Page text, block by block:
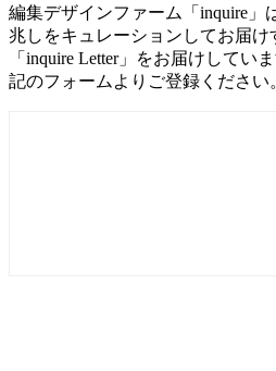
編集デザインファーム「inquire」
兆しをキュレーションしてお届け
「inquire Letter」をお届けしてい
記のフォームよりご登録ください